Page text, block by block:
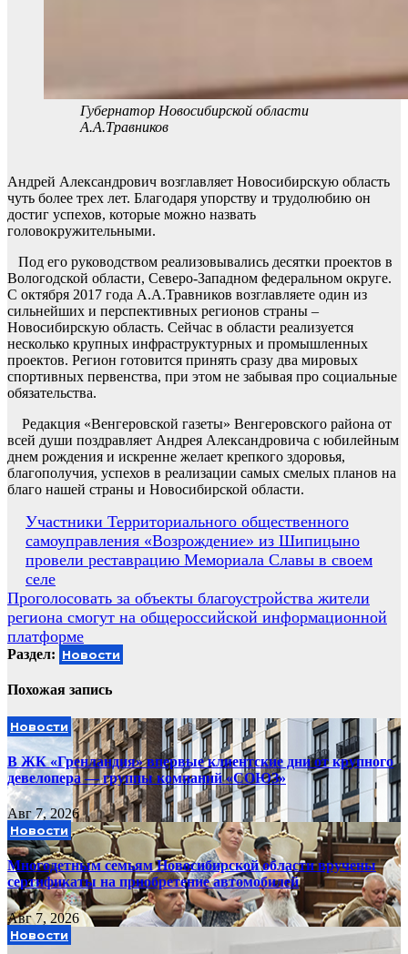
Губернатор Новосибирской области
А.А.Травников
Андрей Александрович возглавляет Новосибирскую область
чуть более трех лет. Благодаря упорству и трудолюбию он
достиг успехов, которые можно назвать
головокружительными.
Под его руководством реализовывались десятки проектов в
Вологодской области, Северо-Западном федеральном округе.
С октября 2017 года А.А.Травников возглавляете один из
сильнейших и перспективных регионов страны –
Новосибирскую область. Сейчас в области реализуется
несколько крупных инфраструктурных и промышленных
проектов. Регион готовится принять сразу два мировых
спортивных первенства, при этом не забывая про социальные
обязательства.
Редакция «Венгеровской газеты» Венгеровского района от
всей души поздравляет Андрея Александровича с юбилейным
днем рождения и искренне желает крепкого здоровья,
благополучия, успехов в реализации самых смелых планов на
благо нашей страны и Новосибирской области.
Навигация
по
записям
Участники Территориального общественного
самоуправления «Возрождение» из Шипицыно
провели реставрацию Мемориала Славы в своем
селе
Проголосовать за объекты благоустройства жители
региона смогут на общероссийской информационной
платформе
Раздел: Новости
Похожая запись
Новости
В ЖК «Гренландия» впервые клиентские дни от крупного
девелопера — группы компаний «СОЮЗ»
Авг 7, 2026
Новости
Многодетным семьям Новосибирской области вручены
сертификаты на приобретение автомобилей
Авг 7, 2026
Новости